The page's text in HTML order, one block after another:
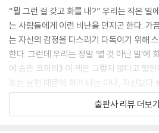
“뭘 그런 걸 갖고 화를 내?” 우리는 작은 일
는 사람들에게 이런 비난을 던지곤 한다. 가
는 자신의 감정을 다스리기 다독이기 위해
한다. 그런데 우리는 정말 ‘별 것 아닌 일’에
에 숨은 코끼리》 이 책은 그렇지 않다고 말
놓는 남편 때문에 화가 나는 아내, 자신보다
을 받는 웨이터에게 불같이 화를 내는 회사
받는 친구 때문에 기분이 상해버린 남자의
출판사 리뷰 더보기